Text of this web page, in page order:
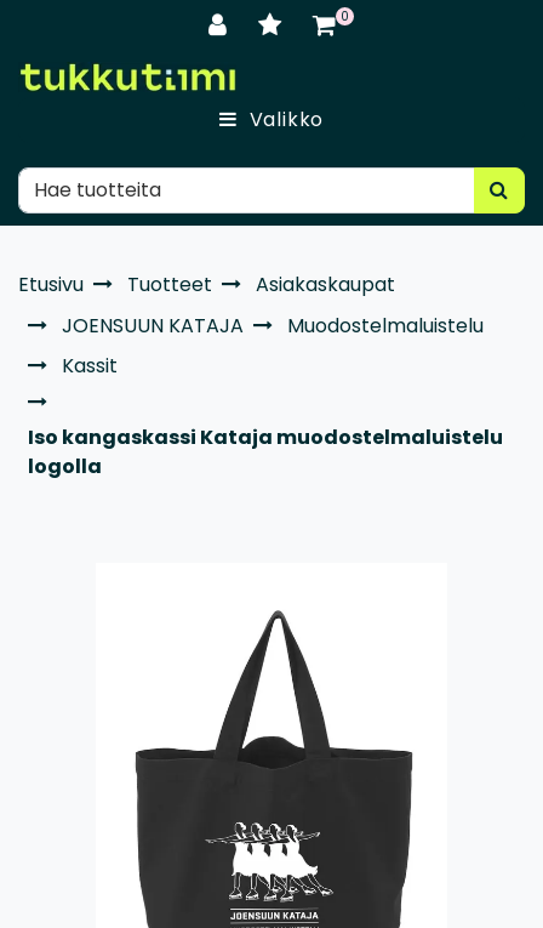
0
Valikko
Etusivu Tuotteet
Asiakaskaupat
JOENSUUN KATAJA
Muodostelmaluistelu
Kassit
Iso kangaskassi Kataja muodostelmaluistelu
logolla